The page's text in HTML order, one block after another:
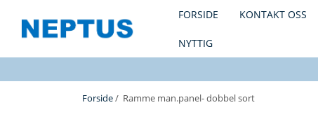
FORSIDE KONTAKT OSS
NYTTIG
Forside/ Ramme man.panel- dobbel sort